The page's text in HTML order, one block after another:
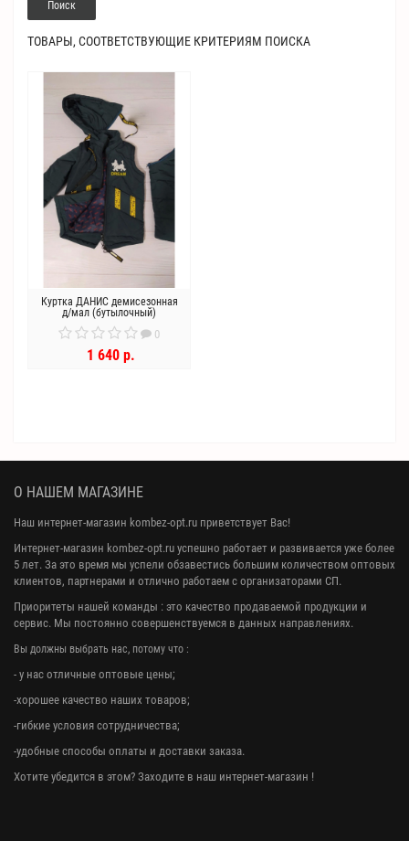
ТОВАРЫ, СООТВЕТСТВУЮЩИЕ КРИТЕРИЯМ ПОИСКА
Куртка ДАНИС демисезонная
д/мал (бутылочный)
0
1 640 р.
О НАШЕМ МАГАЗИНЕ
Наш интернет-магазин kombez-opt.ru приветствует Вас!
Интернет-магазин kombez-opt.ru успешно работает и развивается уже более
5 лет. За это время мы успели обзавестись большим количеством оптовых
клиентов, партнерами и отлично работаем с организаторами СП.
Приоритеты нашей команды : это качество продаваемой продукции и
сервис. Мы постоянно совершенствуемся в данных направлениях.
Вы должны выбрать нас, потому что :
- у нас отличные оптовые цены;
-хорошее качество наших товаров;
-гибкие условия сотрудничества;
-удобные способы оплаты и доставки заказа.
Хотите убедится в этом? Заходите в наш интернет-магазин !